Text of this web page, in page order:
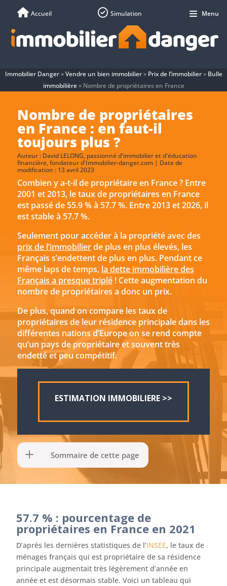
Immobilier Danger»Vendre un bien immobilier» Prix de l’immobilier» Bulle
immobilière» Nombre de propriétaires en France
Nombre de propriétaires
en France : en faut-il
toujours plus ?
Auteur : David LELONG, passionné d'immobilier et d'éducation
financière, fondateur d'Immobilier-danger.com | Date de
modification : 13 avril 2023
Combien y a-t-il de propriétaire en France ? Entre
2001 et 2013, le taux de propriétaires en France
est passé de 55.9 % à 57.7 %. Entre 2013 et 2026, il
est stable à 57.7 %.
Seulement pour accéder à la propriété avec des
prix de l’immobilierde plus en plus élevés, les
Français s’endettent de plus en plus. Pendant ce
même laps de temps, la dette immobilière des
Français a presque triplé! Cette augmentation du
nombre de propriétaires a donc un prix.
De plus, quand on compare les taux de
propriétaires de leur résidence principale dans les
différentes nations d’Europe on se rend compte
qu’un pays de propriétaire et souvent très
endetté et peu compétitif.
ESTIMATION IMMOBILIERE >>
Sommaire de cette page
57.7 % : pourcentage de
propriétaires en France en 2021
D’après les dernières statistiques de l’INSEE, le taux de
ménages français qui est propriétaire de sa résidence
principale augmentait très légèrement d’année en
année et est désormais stable. Voici un tableau qui
Accueil Simulation Menu